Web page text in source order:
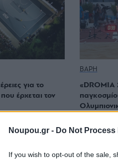
Noupou.gr - Do Not
If you wish to opt-out of the sale,
για το
έρχεται τον
ΒΑΡΗ
«DROMIA